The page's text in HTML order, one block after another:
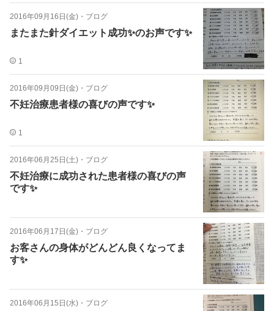
2016年09月16日(金) ・ ブログ
またまた針ダイエット成功✨のお声です✨
1
2016年09月09日(金) ・ ブログ
不妊治療患者様の喜びの声です✨
1
2016年06月25日(土) ・ ブログ
不妊治療に成功された患者様の喜びの声
です✨
2016年06月17日(金) ・ ブログ
お客さんの身体がどんどん良くなってま
す✨
2016年06月15日(水) ・ ブログ